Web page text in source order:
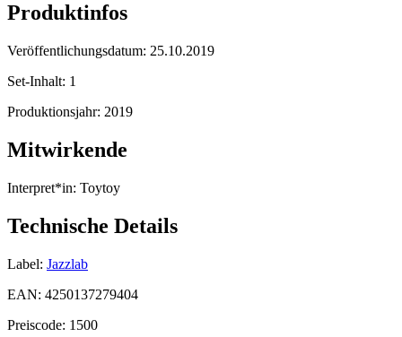
Produktinfos
Veröffentlichungsdatum: 25.10.2019
Set-Inhalt: 1
Produktionsjahr: 2019
Mitwirkende
Interpret*in: Toytoy
Technische Details
Label: Jazzlab
EAN: 4250137279404
Preiscode: 1500